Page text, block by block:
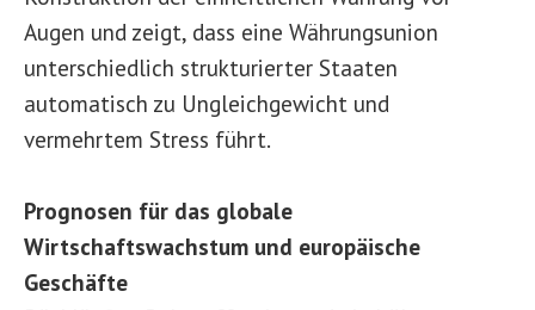
Augen und zeigt, dass eine Währungsunion
unterschiedlich strukturierter Staaten
automatisch zu Ungleichgewicht und
vermehrtem Stress führt.
Prognosen für das globale
Wirtschaftswachstum und europäische
Geschäfte